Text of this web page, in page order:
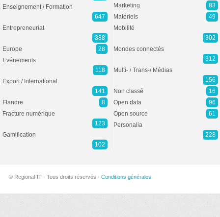
Enseignement / Formation
647
Entrepreneuriat
388
Europe
28
Evénements
118
Export / International
141
Flandre
8
Fracture numérique
123
Gamification
102
Marketing
83
Matériels
49
Mobilité
302
Mondes connectés
312
Multi- / Trans-/ Médias
156
Non classé
16
Open data
96
Open source
61
Personalia
228
© Regional-IT · Tous droits réservés · Conditions générales